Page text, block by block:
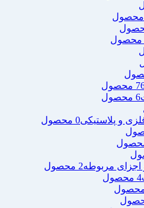
محصول
6 محصول
و پلاستیکی0 محصول
و اجزای مربوطه2 محصول
4 محصول